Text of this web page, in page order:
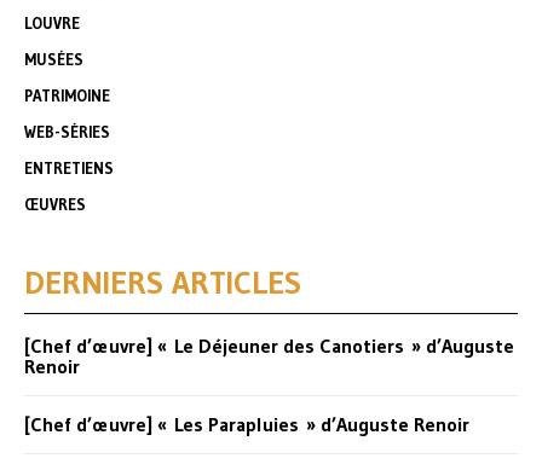
LOUVRE
MUSÉES
PATRIMOINE
WEB-SÉRIES
ENTRETIENS
ŒUVRES
DERNIERS ARTICLES
[Chef d’œuvre] « Le Déjeuner des Canotiers » d’Auguste
Renoir
[Chef d’œuvre] « Les Parapluies » d’Auguste Renoir